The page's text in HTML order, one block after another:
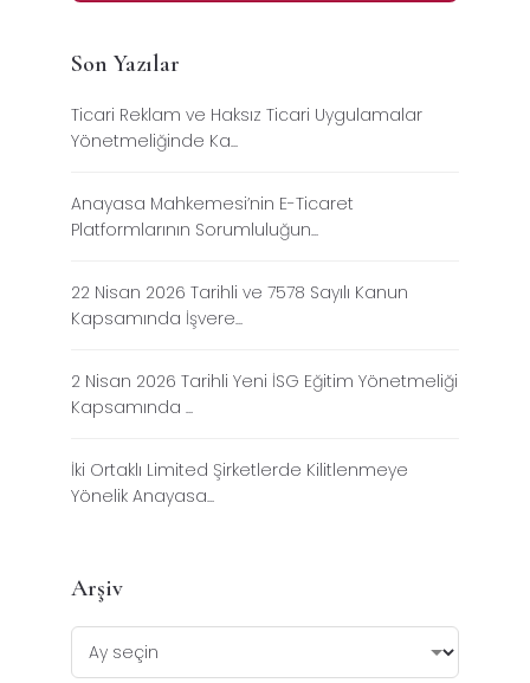
Son Yazılar
Ticari Reklam ve Haksız Ticari Uygulamalar
Yönetmeliğinde Ka...
Anayasa Mahkemesi’nin E-Ticaret
Platformlarının Sorumluluğun...
22 Nisan 2026 Tarihli ve 7578 Sayılı Kanun
Kapsamında İşvere...
2 Nisan 2026 Tarihli Yeni İSG Eğitim Yönetmeliği
Kapsamında ...
İki Ortaklı Limited Şirketlerde Kilitlenmeye
Yönelik Anayasa...
Arşiv